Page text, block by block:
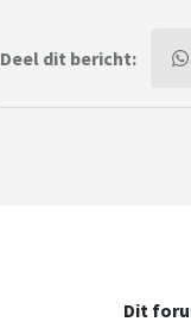
We zijn daar nog nooit
nachten vullen? welke
carnavalsvakantie
Deel dit bericht:
Dit